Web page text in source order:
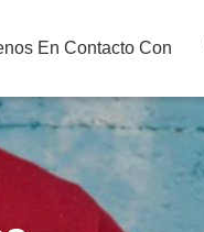
En Contacto Con